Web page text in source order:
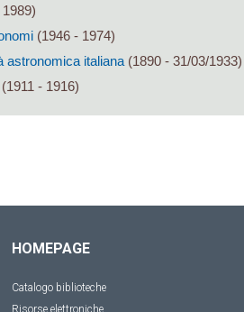
(1946 - 1974)
astronomica italiana(1890 - 31/03/1933)
- 1916)
HOMEPAGE
Catalogo biblioteche
Risorse elettroniche